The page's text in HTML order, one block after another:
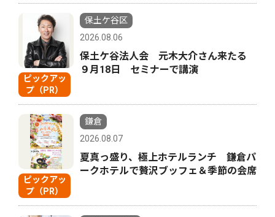
ピックアッ
プ（PR）
保土ケ谷区
2026.08.06
保土ケ谷法人会 元木大介さん来たる
９月18日 セミナーで講演
ピックアッ
プ（PR）
鎌倉
2026.08.07
夏真っ盛り、極上ホテルランチ 鎌倉パ
ークホテルで贅沢ブッフェ＆季節の会席